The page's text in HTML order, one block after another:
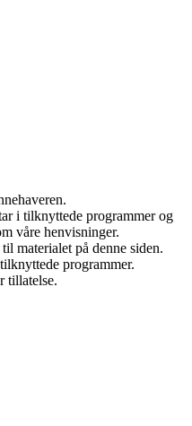
i tilknyttede programmer og
våre henvisninger.
materialet på denne siden.
programmer.
tillatelse.